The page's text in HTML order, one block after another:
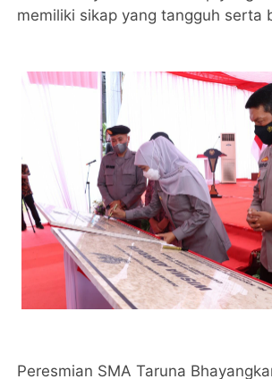
memiliki sikap yang tangguh serta
Peresmian SMA Taruna